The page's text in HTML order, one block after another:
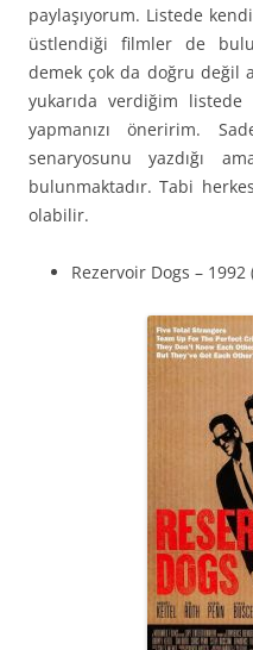
paylaşıyorum. Listede
üstlendiği filmler de
demek çok da doğru değil
yukarıda verdiğim
yapmanızı öneririm.
senaryosunu yazdığı
bulunmaktadır. Tabi
olabilir.
Rezervoir Dogs –